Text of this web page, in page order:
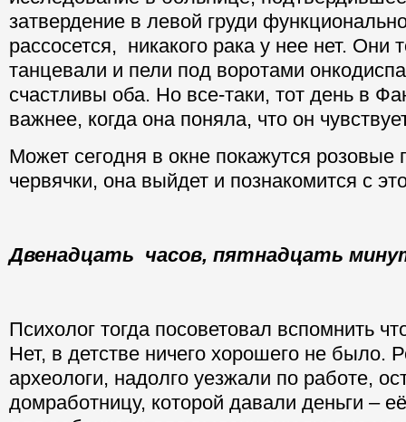
затвердение в левой груди
рассосется, никакого рака у нее нет. Они
танцевали и пели под воротами
счастливы оба. Но все-таки, тот день в
важнее, когда она поняла, что он
Может сегодня в окне покажутся
червячки, она выйдет и познакомится с
Двенадцать часов, пятнадцать
Психолог тогда посоветовал вспомнить
Нет, в детстве ничего хорошего не было.
археологи, надолго уезжали по работе,
домработницу, которой давали деньги –